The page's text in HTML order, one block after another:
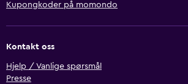
Kupongkoder på momondo
Kontakt oss
Hjelp / Vanlige spørsmål
Presse